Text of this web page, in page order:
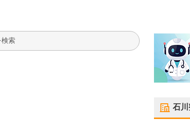
検索
石